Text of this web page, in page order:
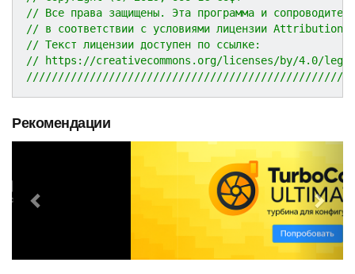
// Все права защищены. Эта программа и
// в соответствии с условиями лицензии
// Текст лицензии доступен по ссылке:
// https://creativecommons.org/licenses/by/4.0/
Рекомендации
e
o
e
x
t